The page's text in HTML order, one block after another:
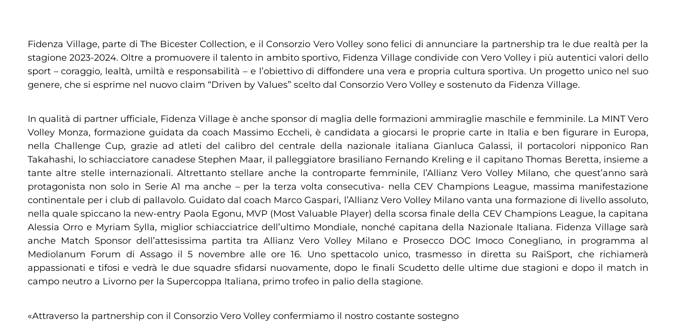
Fidenza Village, parte di The Bicester Collection, e il Consorzio Vero Volley sono felici di annunciare la partnership tra le due realtà per la
stagione 2023-2024. Oltre a promuovere il talento in ambito sportivo, Fidenza Village condivide con Vero Volley i più autentici valori dello
sport – coraggio, lealtà, umiltà e responsabilità – e l’obiettivo di diffondere una vera e propria cultura sportiva. Un progetto unico nel suo
genere, che si esprime nel nuovo claim “Driven by Values” scelto dal Consorzio Vero Volley e sostenuto da Fidenza Village.
In qualità di partner ufficiale, Fidenza Village è anche sponsor di maglia delle formazioni ammiraglie maschile e femminile. La MINT Vero
Volley Monza, formazione guidata da coach Massimo Eccheli, è candidata a giocarsi le proprie carte in Italia e ben figurare in Europa,
nella Challenge Cup, grazie ad atleti del calibro del centrale della nazionale italiana Gianluca Galassi, il portacolori nipponico Ran
Takahashi, lo schiacciatore canadese Stephen Maar, il palleggiatore brasiliano Fernando Kreling e il capitano Thomas Beretta, insieme a
tante altre stelle internazionali. Altrettanto stellare anche la controparte femminile, l’Allianz Vero Volley Milano, che quest’anno sarà
protagonista non solo in Serie A1 ma anche – per la terza volta consecutiva- nella CEV Champions League, massima manifestazione
continentale per i club di pallavolo. Guidato dal coach Marco Gaspari, l’Allianz Vero Volley Milano vanta una formazione di livello assoluto,
nella quale spiccano la new-entry Paola Egonu, MVP (Most Valuable Player) della scorsa finale della CEV Champions League, la capitana
Alessia Orro e Myriam Sylla, miglior schiacciatrice dell’ultimo Mondiale, nonché capitana della Nazionale Italiana. Fidenza Village sarà
anche Match Sponsor dell’attesissima partita tra Allianz Vero Volley Milano e Prosecco DOC Imoco Conegliano, in programma al
Mediolanum Forum di Assago il 5 novembre alle ore 16. Uno spettacolo unico, trasmesso in diretta su RaiSport, che richiamerà
appassionati e tifosi e vedrà le due squadre sfidarsi nuovamente, dopo le finali Scudetto delle ultime due stagioni e dopo il match in
campo neutro a Livorno per la Supercoppa Italiana, primo trofeo in palio della stagione.
«Attraverso la partnership con il Consorzio Vero Volley confermiamo il nostro costante sostegno